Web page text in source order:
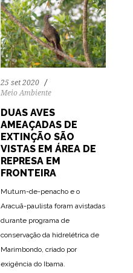
25 set 2020
Meio Ambiente
DUAS AVES
AMEAÇADAS DE
EXTINÇÃO SÃO
VISTAS EM ÁREA DE
REPRESA EM
FRONTEIRA
Mutum-de-penacho e o
Aracuã-paulista foram avistadas
durante programa de
conservação da hidrelétrica de
Marimbondo, criado por
exigência do Ibama.